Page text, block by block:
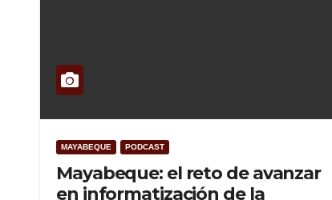
MAYABEQUE PODCAST
Mayabeque: el reto de avanzar
en informatización de la